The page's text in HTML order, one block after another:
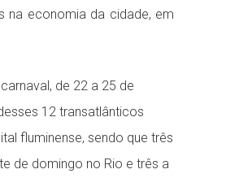
na economia da cidade, em
de 22 a 25 de
12 transatlânticos
fluminense, sendo que três
de domingo no Rio e três a